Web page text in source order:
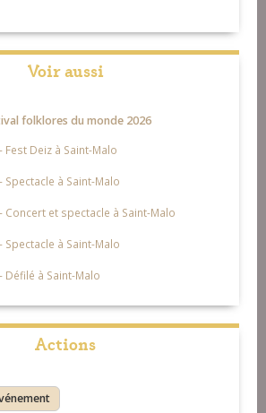
Voir aussi
folklores du monde 2026
Fest Deiz à Saint-Malo
Spectacle à Saint-Malo
Concert et spectacle à Saint-Malo
Spectacle à Saint-Malo
Défilé à Saint-Malo
Actions